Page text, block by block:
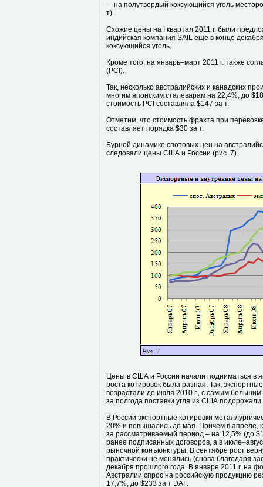
– на полутвердый коксующийся уголь
т).
Схожие цены на I квартал 2011 г. были
индийская компания SAIL еще в конце
коксующийся уголь.
Кроме того, на январь–март 2011 г. также
(PCI).
Так, несколько австралийских и канадских
многим японским сталеварам на 22,4%, до
стоимость PCI составляла $147 за т.
Отметим, что стоимость фрахта при
составляет порядка $30 за т.
Бурной динамике спотовых цен на
следовали цены США и России (рис. 7).
Цены в США и России начали подниматься в
роста котировок была разная. Так,
возрастали до июля 2010 г., с самым
за полгода поставки угля из США подорожали
В России экспортные котировки
20% и повышались до мая. Причем в апреле,
за рассматриваемый период – на 12,5% (до
ранее подписанных договоров, а в
рыночной конъюнктуры. В сентябре рост
практически не менялись (снова благодаря
декабря прошлого года. В январе 2011 г. на
Австралии спрос на российскую продукцию
17,7%, до $233 за т DAF.